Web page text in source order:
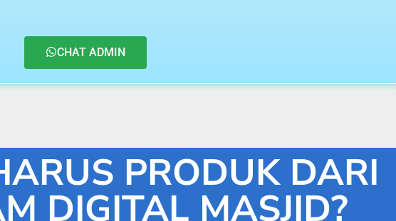
CHAT ADMIN
PRODUK DARI
DIGITAL MASJID?